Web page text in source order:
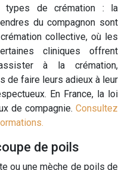
types de crémation : la
du compagnon sont
collective, où les
cliniques offrent
à la crémation,
de faire leurs adieux à leur
En France, la loi
de compagnie. Consultez
de poils
ou une mèche de poils de